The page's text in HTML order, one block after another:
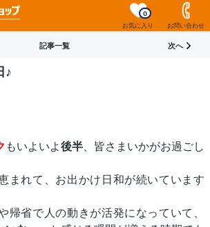
お気に入り
0
お問い合わせ
記事一覧 次へ
♪
もいよいよ後半、皆さまいかがお過ごし
まれて、お出かけ日和が続いています
帰省で人の動きが活発になっていて、